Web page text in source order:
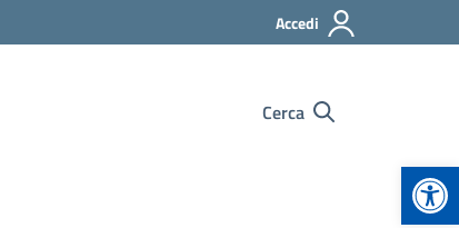
Accedi
Cerca